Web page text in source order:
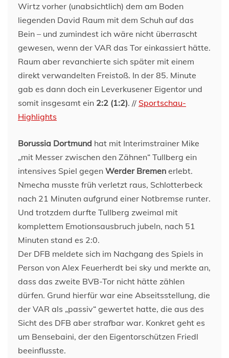
Wirtz vorher (unabsichtlich) dem am Boden
liegenden David Raum mit dem Schuh auf das
Bein – und zumindest ich wäre nicht überrascht
gewesen, wenn der VAR das Tor einkassiert hätte.
Raum aber revanchierte sich später mit einem
direkt verwandelten Freistoß. In der 85. Minute
gab es dann doch ein Leverkusener Eigentor und
somit insgesamt ein 2:2 (1:2). // Sportschau-
Highlights
Borussia Dortmund hat mit Interimstrainer Mike
„mit Messer zwischen den Zähnen“ Tullberg ein
intensives Spiel gegen Werder Bremen erlebt.
Nmecha musste früh verletzt raus, Schlotterbeck
nach 21 Minuten aufgrund einer Notbremse runter.
Und trotzdem durfte Tullberg zweimal mit
komplettem Emotionsausbruch jubeln, nach 51
Minuten stand es 2:0.
Der DFB meldete sich im Nachgang des Spiels in
Person von Alex Feuerherdt bei sky und merkte an,
dass das zweite BVB-Tor nicht hätte zählen
dürfen. Grund hierfür war eine Abseitsstellung, die
der VAR als „passiv“ gewertet hatte, die aus des
Sicht des DFB aber strafbar war. Konkret geht es
um Bensebaini, der den Eigentorschützen Friedl
beeinflusste.